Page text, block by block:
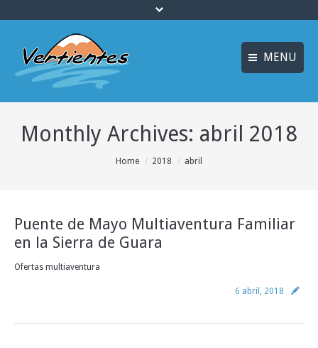
MENU
FRANÇAIS
ENGLISH
INICIO
MULTIAVENTURA y
ACTIVIDADES
ALOJAMIENTO
Monthly Archives: abril 2018
Home 2018 abril
Puente de Mayo Multiaventura Familiar
en la Sierra de Guara
Ofertas multiaventura
6 abril, 2018